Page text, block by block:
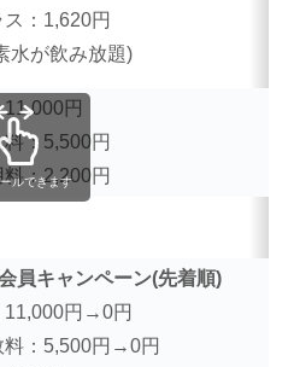
：1,620円
水が飲み放題)
11,000円
料：5,500円
料：2,200円
員キャンペーン(先着順)
11,000円→0円
料：5,500円→0円
ルできます